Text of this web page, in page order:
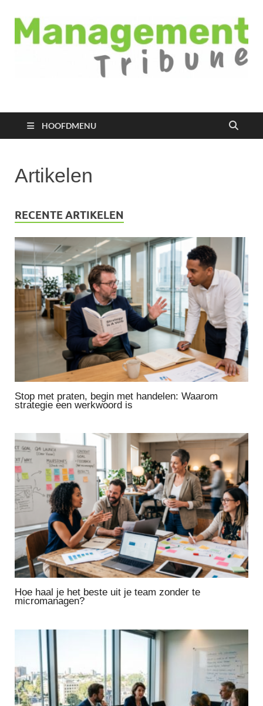
Managementtribune
HOOFDMENU
Artikelen
RECENTE ARTIKELEN
Stop met praten, begin met handelen: Waarom
strategie een werkwoord is
Hoe haal je het beste uit je team zonder te
micromanagen?